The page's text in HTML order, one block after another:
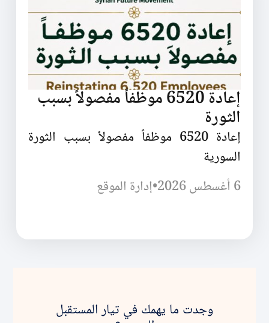
إعادة 6520 موظفاً مفصولاً بسبب
الثورة
إعادة 6520 موظفاً مفصولاً بسبب الثورة
السورية
6 أغسطس 2026
•إدارة الموقع
وجدت ما يهمك في تيار المستقبل